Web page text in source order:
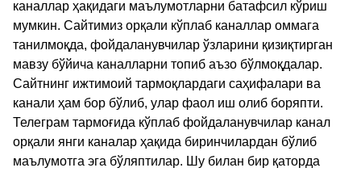
каналлар ҳақидаги маълумотларни батафсил кўриш
мумкин. Сайтимиз орқали кўплаб каналлар оммага
танилмоқда, фойдаланувчилар ўзларини қизиқтирган
мавзу бўйича каналларни топиб аъзо бўлмоқдалар.
Сайтнинг ижтимоий тармоқлардаги саҳифалари ва
канали ҳам бор бўлиб, улар фаол иш олиб боряпти.
Телеграм тармоғида кўплаб фойдаланувчилар канал
орқали янги каналар ҳақида биринчилардан бўлиб
маълумотга эга бўляптилар. Шу билан бир қаторда